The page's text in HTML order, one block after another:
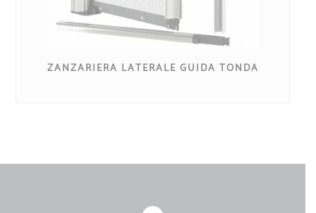
ZANZARIERA LATERALE GUIDA TONDA